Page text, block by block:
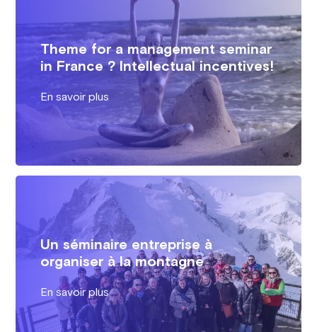
Theme for a management seminar
in France ? Intellectual incentives!
En savoir plus
Un séminaire entreprise à
organiser à la montagne
En savoir plus